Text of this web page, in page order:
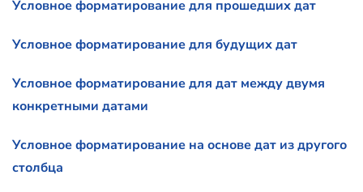
Условное форматирование для прошедших дат
Условное форматирование для будущих дат
Условное форматирование для дат между двумя
конкретными датами
Условное форматирование на основе дат из другого
столбца